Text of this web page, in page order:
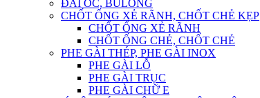
ĐAI ỐC, BULONG
CHỐT ỐNG XẺ RÃNH, CHỐT CHẺ KẸP
CHỐT ỐNG XẺ RÃNH
CHỐT ỐNG CHẺ, CHỐT CHẺ
PHE GÀI THÉP, PHE GÀI INOX
PHE GÀI LỖ
PHE GÀI TRỤC
PHE GÀI CHỮ E